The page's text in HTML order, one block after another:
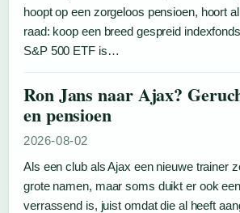
hoopt op een zorgeloos pensioen, hoort
raad: koop een breed gespreid
S&P 500 ETF is…
Ron Jans naar Ajax?
en pensioen
2026-08-02
Als een club als Ajax een nieuwe trainer
grote namen, maar soms duikt er ook
verrassend is, juist omdat die al heeft